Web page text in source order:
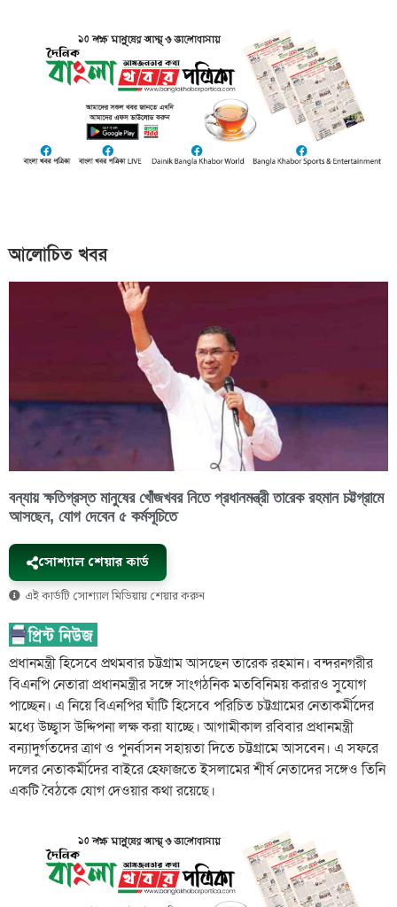
আলোচিত খবর
বন্যায় ক্ষতিগ্রস্ত মানুষের খোঁজখবর নিতে প্রধানমন্ত্রী তারেক রহমান চট্টগ্রামে
আসছেন, যোগ দেবেন ৫ কর্মসূচিতে
সোশ্যাল শেয়ার কার্ড
এই কার্ডটি সোশ্যাল মিডিয়ায় শেয়ার করুন
প্রধানমন্ত্রী হিসেবে প্রথমবার চট্টগ্রাম আসছেন তারেক রহমান। বন্দরনগরীর
বিএনপি নেতারা প্রধানমন্ত্রীর সঙ্গে সাংগঠনিক মতবিনিময় করারও সুযোগ
পাচ্ছেন। এ নিয়ে বিএনপির ঘাঁটি হিসেবে পরিচিত চট্টগ্রামের নেতাকর্মীদের
মধ্যে উচ্ছ্বাস উদ্দিপনা লক্ষ করা যাচ্ছে। আগামীকাল রবিবার প্রধানমন্ত্রী
বন্যাদুর্গতদের ত্রাণ ও পুনর্বাসন সহায়তা দিতে চট্টগ্রামে আসবেন। এ সফরে
দলের নেতাকর্মীদের বাইরে হেফাজতে ইসলামের শীর্ষ নেতাদের সঙ্গেও তিনি
একটি বৈঠকে যোগ দেওয়ার কথা রয়েছে।